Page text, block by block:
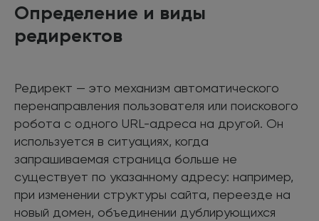
Определение и виды
редиректов
Редирект — это механизм автоматического
перенаправления пользователя или поискового
робота с одного URL-адреса на другой. Он
используется в ситуациях, когда
запрашиваемая страница больше не
существует по указанному адресу: например,
при изменении структуры сайта, переезде на
новый домен, объединении дублирующихся